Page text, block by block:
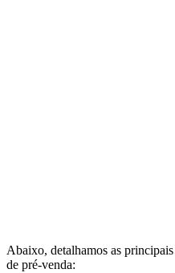
Abaixo, detalhamos as
de pré-venda: